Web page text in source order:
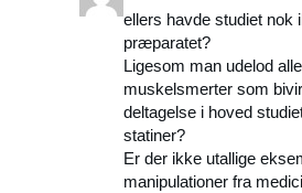
ellers havde studiet nok
præparatet?
Ligesom man udelod
muskelsmerter som
deltagelse i hoved
statiner?
Er der ikke utallige
manipulationer fra